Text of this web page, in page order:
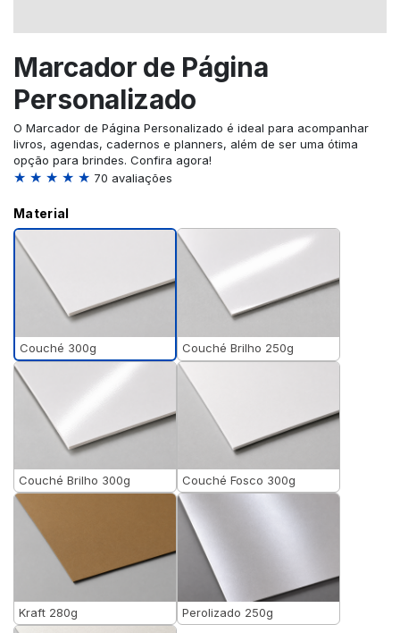
Marcador de Página
Personalizado
O Marcador de Página Personalizado é ideal para acompanhar
livros, agendas, cadernos e planners, além de ser uma ótima
opção para brindes. Confira agora!
★ ★ ★ ★ ★ 70 avaliações
Material
Couché 300g Couché Brilho 250g
Couché Brilho 300g Couché Fosco 300g
Kraft 280g Perolizado 250g